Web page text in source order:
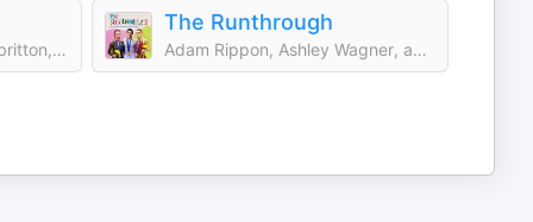
Kevin L. Warren, Dorian Albritton, James E. Warren, Darrell L. Warren, Mike Mills, Daniel Krainbucher, and Ryan DeSouza
The Runthrough
Adam Rippon, Ashley Wagner, and Sarah Hughes